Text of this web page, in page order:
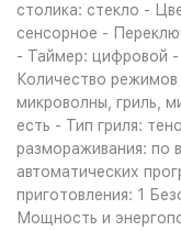
столика: стекло -
сенсорное -
- Таймер: цифровой
Количество
микроволны, гриль,
есть - Тип гриля:
размораживания: по
автоматических
приготовления: 1
Мощность и